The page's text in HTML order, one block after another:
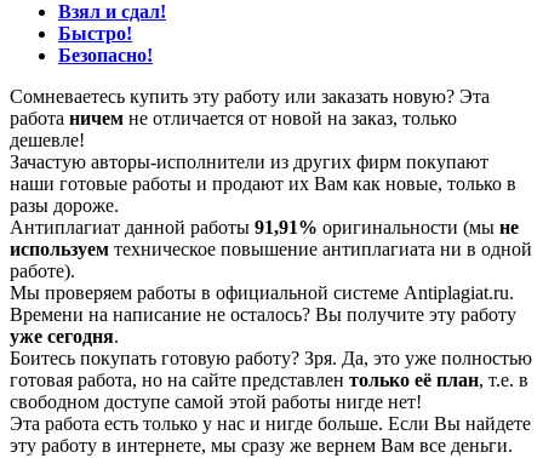
Взял и сдал!
Быстро!
Безопасно!
Сомневаетесь купить эту работу или заказать новую? Эта
работа ничем не отличается от новой на заказ, только
дешевле!
Зачастую авторы-исполнители из других фирм покупают
наши готовые работы и продают их Вам как новые, только в
разы дороже.
Антиплагиат данной работы 91,91% оригинальности (мы не
используем техническое повышение антиплагиата ни в одной
работе).
Мы проверяем работы в официальной системе Аntiplagiat.ru.
Времени на написание не осталось? Вы получите эту работу
уже сегодня.
Боитесь покупать готовую работу? Зря. Да, это уже полностью
готовая работа, но на сайте представлен только её план, т.е. в
свободном доступе самой этой работы нигде нет!
Эта работа есть только у нас и нигде больше. Если Вы найдете
эту работу в интернете, мы сразу же вернем Вам все деньги.